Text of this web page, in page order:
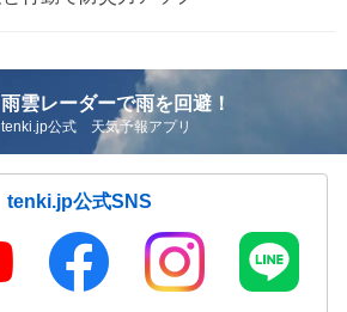
雨雲レーダーで雨を回避！
tenki.jp公式 天気予報アプリ
tenki.jp公式SNS